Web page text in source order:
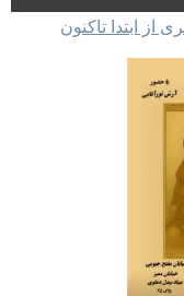
ابتدا تاکنون